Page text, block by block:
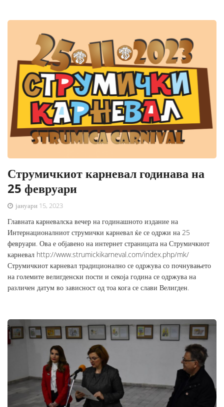
Струмичкиот карневал годинава на
25 февруари
јануари 15, 2023
Главната карневалска вечер на годинашното издание на
Интернационалниот струмички карневал ќе се одржи на 25
февруари. Ова е објавено на интернет страницата на Струмичкиот
карневал http://www.strumickikarneval.com/index.php/mk/
Струмичкиот карневал традиционално се одржува со почнувањето
на големите велигденски пости и секоја година се одржува на
различен датум во зависност од тоа кога се слави Велигден.